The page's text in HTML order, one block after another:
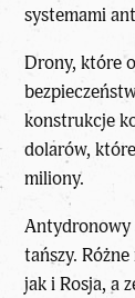
systemami
Drony, które
konstrukcje
dolarów,
miliony.
Antydronowy
tańszy.
jak i Rosja, a